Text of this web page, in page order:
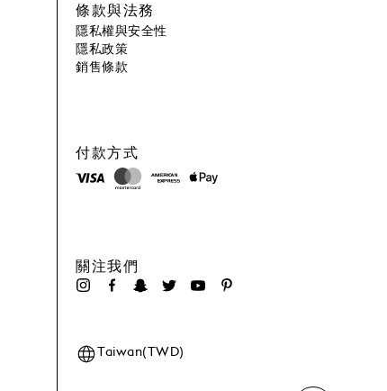
付款方式
關注我們
條款與法務
隱私權與安全性
隱私政策
銷售條款
Taiwan(TWD)